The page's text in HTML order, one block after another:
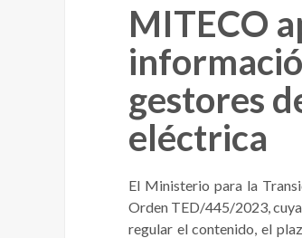
MITECO
gestores
eléctrica
El Ministerio para la
Orden TED/445/2023,
regular el contenido, el